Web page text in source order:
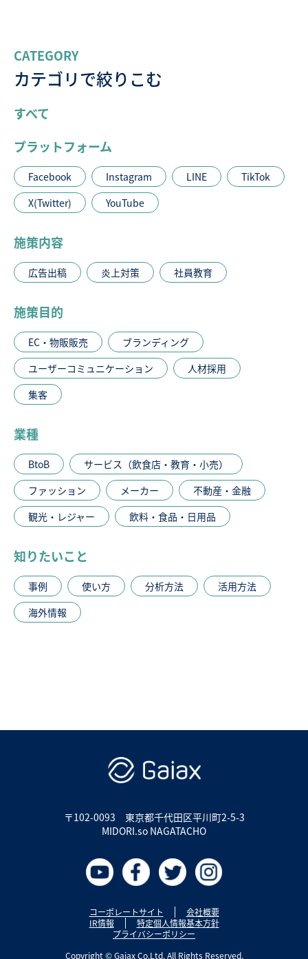
CATEGORY
カテゴリで絞りこむ
すべて
プラットフォーム
Facebook Instagram LINE
TikTok
X(Twitter)
YouTube
施策内容
広告出稿 炎上対策 社員教育
施策目的
EC・物販販売
ブランディング
ユーザーコミュニケーション
人材採用
集客
業種
BtoB
サービス（飲食店・教育・小売）
ファッション
メーカー
不動産・金融
観光・レジャー
飲料・食品・日用品
知りたいこと
事例 使い方 分析方法
活用方法
海外情報
〒102-0093 東京都千代田区平川町2-5-3
MIDORI.so NAGATACHO
コーポレートサイト
会社概要
IR情報
特定個人情報基本方針
プライバシーポリシー
Copyright © Gaiax Co.Ltd. All Rights Reserved.